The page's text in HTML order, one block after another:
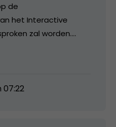
de
het Interactive
zal worden….
07:22